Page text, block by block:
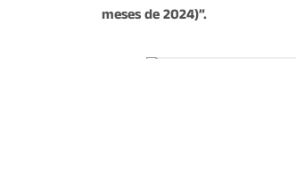
meses de 2024)”.